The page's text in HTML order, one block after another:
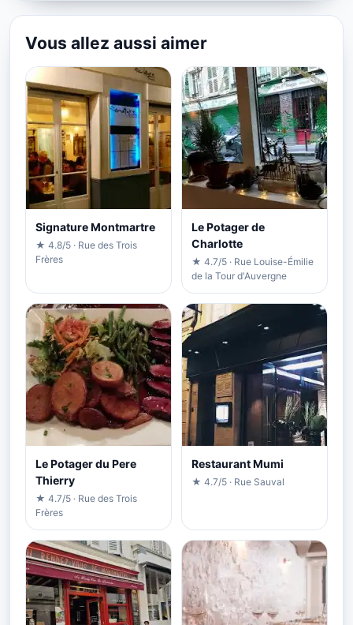
Vous allez aussi aimer
Signature Montmartre
★ 4.8/5 · Rue des Trois
Frères
Le Potager de
Charlotte
★ 4.7/5 · Rue Louise-Émilie
de la Tour d'Auvergne
Le Potager du Pere
Thierry
★ 4.7/5 · Rue des Trois
Frères
Restaurant Mumi
★ 4.7/5 · Rue Sauval